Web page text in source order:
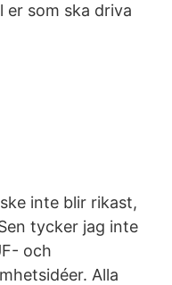
som ska driva
inte blir rikast,
tycker jag inte
och
Alla